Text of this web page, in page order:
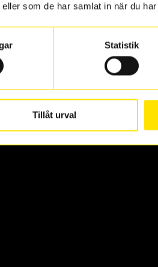
som de har samlat in när du
Statistik
Tillåt urval
till någon av våra
service. När vi byter dina